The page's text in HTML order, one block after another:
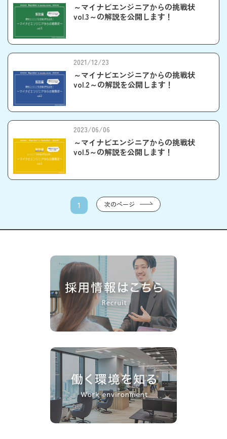
～マイナビエンジニアからの挑戦状
vol.3～の解説を公開します！
2021/12/23
～マイナビエンジニアからの挑戦状
vol.2～の解説を公開します！
2023/06/06
～マイナビエンジニアからの挑戦状
vol.5～の解説を公開します！
1 次のページ